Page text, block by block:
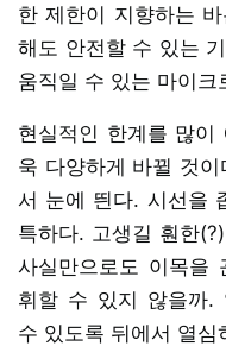
한 제한이 지향하는
해도 안전할 수 있는
움직일 수 있는 마이
현실적인 한계를 많이
욱 다양하게 바뀔 것
서 눈에 띈다. 시선을
특하다. 고생길 훤한
사실만으로도 이목을
휘할 수 있지 않을까.
수 있도록 뒤에서 열심